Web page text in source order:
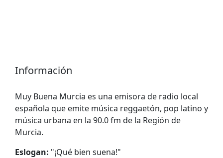
Información
Muy Buena Murcia es una emisora ​​de radio local
española que emite música reggaetón, pop latino y
música urbana en la 90.0 fm de la Región de
Murcia.
Eslogan: "¡Qué bien suena!"